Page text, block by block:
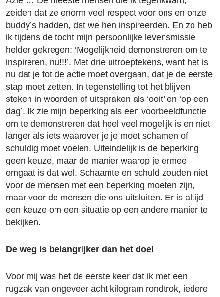
zeiden dat ze enorm veel respect voor ons en onze
buddy’s hadden, dat we hen inspireerden. En zo heb
ik tijdens de tocht mijn persoonlijke levensmissie
helder gekregen: ‘Mogelijkheid demonstreren om te
inspireren, nu!!!’. Met drie uitroeptekens, want het is
nu dat je tot de actie moet overgaan, dat je de eerste
stap moet zetten. In tegenstelling tot het blijven
steken in woorden of uitspraken als ‘ooit’ en ‘op een
dag’. Ik zie mijn beperking als een voorbeeldfunctie
om te demonstreren dat heel veel mogelijk is en niet
langer als iets waarover je je moet schamen of
schuldig moet voelen. Uiteindelijk is de beperking
geen keuze, maar de manier waarop je ermee
omgaat is dat wel. Schaamte en schuld zouden niet
voor de mensen met een beperking moeten zijn,
maar voor de mensen die ons uitsluiten. Er is altijd
een keuze om een situatie op een andere manier te
bekijken.
De weg is belangrijker dan het doel
Voor mij was het de eerste keer dat ik met een
rugzak van ongeveer acht kilogram rondtrok, iedere